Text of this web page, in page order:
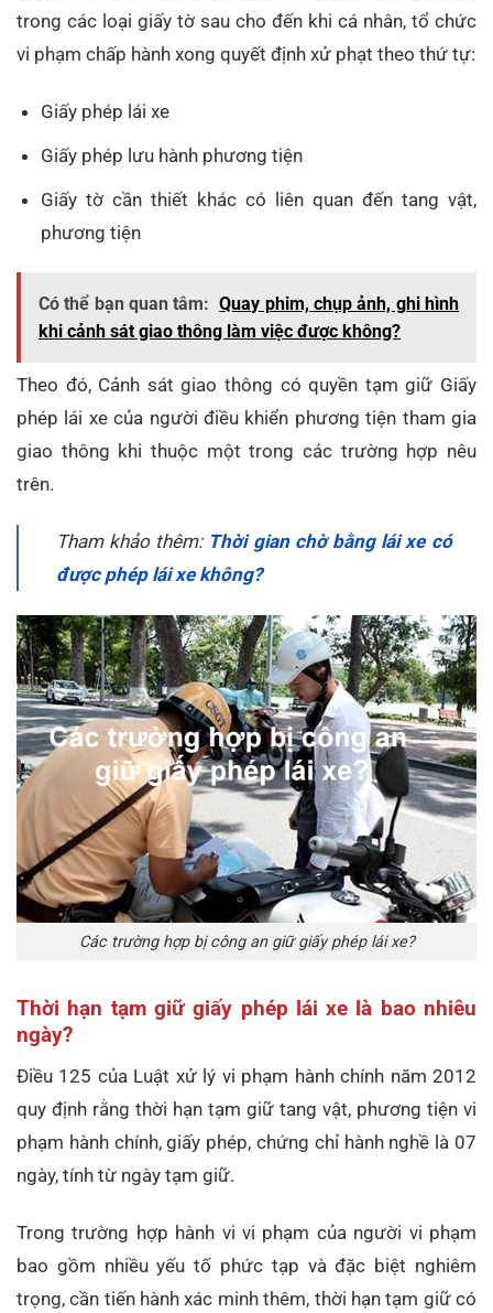
trong các loại giấy tờ sau cho đến khi cá nhân, tổ chức
vi phạm chấp hành xong quyết định xử phạt theo thứ tự:
Giấy phép lái xe
Giấy phép lưu hành phương tiện
Giấy tờ cần thiết khác có liên quan đến tang vật,
phương tiện
Có thể bạn quan tâm: Quay phim, chụp ảnh, ghi hình
khi cảnh sát giao thông làm việc được không?
Theo đó, Cảnh sát giao thông có quyền tạm giữ Giấy
phép lái xe của người điều khiển phương tiện tham gia
giao thông khi thuộc một trong các trường hợp nêu
trên.
Tham khảo thêm: Thời gian chờ bằng lái xe có
được phép lái xe không?
Các trường hợp bị công an giữ giấy phép lái xe?
Thời hạn tạm giữ giấy phép lái xe là bao nhiêu
ngày?
Điều 125 của Luật xử lý vi phạm hành chính năm 2012
quy định rằng thời hạn tạm giữ tang vật, phương tiện vi
phạm hành chính, giấy phép, chứng chỉ hành nghề là 07
ngày, tính từ ngày tạm giữ.
Trong trường hợp hành vi vi phạm của người vi phạm
bao gồm nhiều yếu tố phức tạp và đặc biệt nghiêm
trọng, cần tiến hành xác minh thêm, thời hạn tạm giữ có